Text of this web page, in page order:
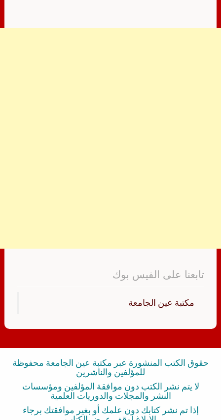
تابعنا على الفيس بوك
‏مكتبة عين الجامعة‏
حقوق الكتب المنشورة عبر مكتبة عين الجامعة محفوظة
للمؤلفين والناشرين
لا يتم نشر الكتب دون موافقة المؤلفين ومؤسسات
النشر والمجلات والدوريات العلمية
إذا تم نشر كتابك دون علمك أو بغير موافقتك برجاء